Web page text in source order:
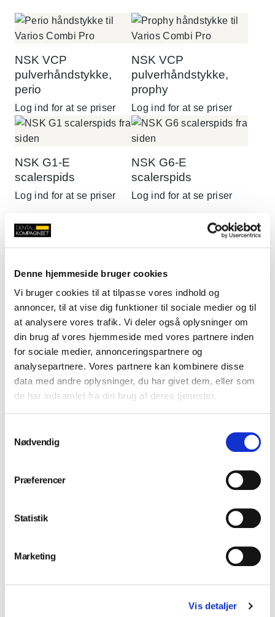
Denne hjemmeside bruger cookies
Vi bruger cookies til at tilpasse vores indhold og
annoncer, til at vise dig funktioner til sociale medier og til
at analysere vores trafik. Vi deler også oplysninger om
din brug af vores hjemmeside med vores partnere inden
for sociale medier, annonceringspartnere og
analysepartnere. Vores partnere kan kombinere disse
data med andre oplysninger, du har givet dem, eller som
de har indsamlet fra din brug af deres tjenester.
Nødvendig
Præferencer
Statistik
Marketing
Vis detaljer
NSK VCP
pulverhåndstykke,
perio
Log ind for at se priser
NSK VCP
pulverhåndstykke,
prophy
Log ind for at se priser
NSK G1-E
scalerspids
Log ind for at se priser
NSK G6-E
scalerspids
Log ind for at se priser